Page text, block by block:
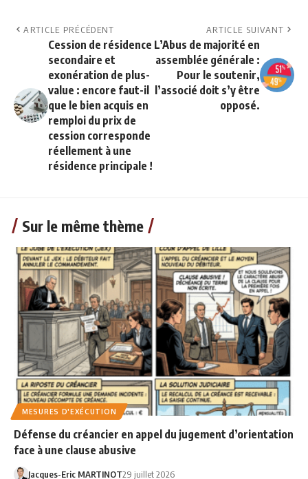
ARTICLE PRÉCÉDENT
Cession de résidence
secondaire et
exonération de plus-
value : encore faut-il
que le bien acquis en
remploi du prix de
cession corresponde
réellement à une
résidence principale !
ARTICLE SUIVANT
L’Abus de majorité en
assemblée générale :
Pour le soutenir,
l’associé doit s’y être
opposé.
Sur le même thème
MESURES D'EXÉCUTION
Défense du créancier en appel du jugement d’orientation
face à une clause abusive
Jacques-Eric MARTINOT29 juillet 2026